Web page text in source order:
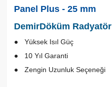
Panel Plus - 25 mm
DemirDöküm Radyatör
Yüksek Isıl Güç
10 Yıl Garanti
Zengin Uzunluk Seçeneği